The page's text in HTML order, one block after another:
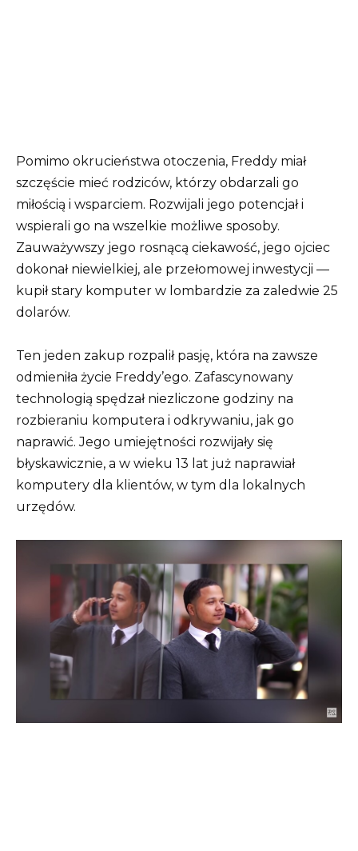
Pomimo okrucieństwa otoczenia, Freddy miał
szczęście mieć rodziców, którzy obdarzali go
miłością i wsparciem. Rozwijali jego potencjał i
wspierali go na wszelkie możliwe sposoby.
Zauważywszy jego rosnącą ciekawość, jego ojciec
dokonał niewielkiej, ale przełomowej inwestycji —
kupił stary komputer w lombardzie za zaledwie 25
dolarów.
Ten jeden zakup rozpalił pasję, która na zawsze
odmieniła życie Freddy’ego. Zafascynowany
technologią spędzał niezliczone godziny na
rozbieraniu komputera i odkrywaniu, jak go
naprawić. Jego umiejętności rozwijały się
błyskawicznie, a w wieku 13 lat już naprawiał
komputery dla klientów, w tym dla lokalnych
urzędów.